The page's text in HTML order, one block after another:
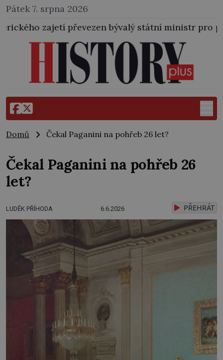
Pátek 7. srpna 2026
převezen bývalý státní ministr pro protektorát K.
Domů Čekal Paganini na pohřeb 26 let?
Čekal Paganini na pohřeb 26
let?
LUDĚK PŘÍHODA 6.6.2026 PŘEHRÁT